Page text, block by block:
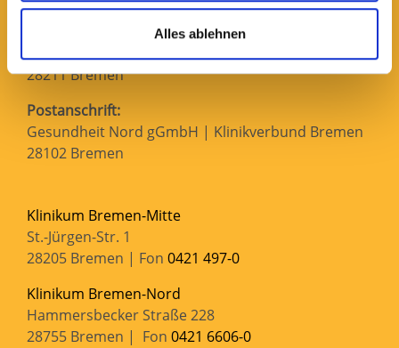
Alles ablehnen
Firmensitz:
Gesundheit Nord gGmbH | Klinikverbund Bremen
Kurfürstenallee 130
28211 Bremen
Postanschrift:
Gesundheit Nord gGmbH | Klinikverbund Bremen
28102 Bremen
Klinikum Bremen-Mitte
St.-Jürgen-Str. 1
28205 Bremen | Fon 0421 497-0
Klinikum Bremen-Nord
Hammersbecker Straße 228
28755 Bremen | Fon 0421 6606-0